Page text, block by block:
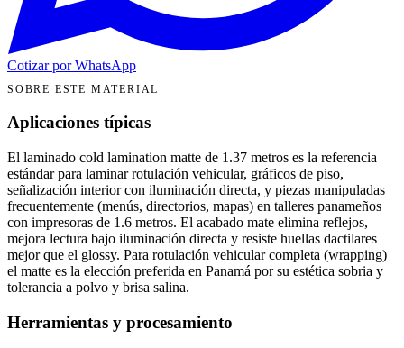
Cotizar por WhatsApp
SOBRE ESTE MATERIAL
Aplicaciones típicas
El laminado cold lamination matte de 1.37 metros es la referencia
estándar para laminar rotulación vehicular, gráficos de piso,
señalización interior con iluminación directa, y piezas manipuladas
frecuentemente (menús, directorios, mapas) en talleres panameños
con impresoras de 1.6 metros. El acabado mate elimina reflejos,
mejora lectura bajo iluminación directa y resiste huellas dactilares
mejor que el glossy. Para rotulación vehicular completa (wrapping)
el matte es la elección preferida en Panamá por su estética sobria y
tolerancia a polvo y brisa salina.
Herramientas y procesamiento